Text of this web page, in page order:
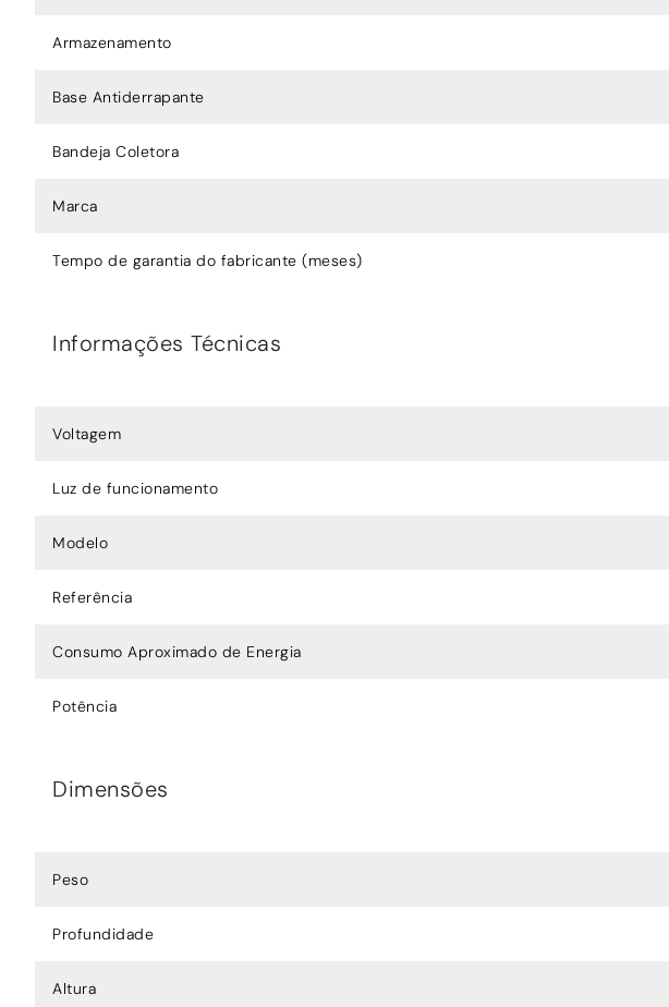
Armazenamento
Base Antiderrapante
Bandeja Coletora
Marca
Tempo de garantia do fabricante (meses)
Informações Técnicas
Voltagem
Luz de funcionamento
Modelo
Referência
Consumo Aproximado de Energia
Potência
Dimensões
Peso
Profundidade
Altura